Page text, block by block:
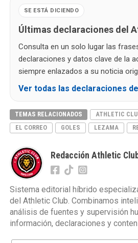
SE ESTÁ DICIENDO
Últimas declaraciones del
Consulta en un solo lugar las
declaraciones y datos clave de la
siempre enlazados a su noticia
Ver todas las declaraciones
TEMAS RELACIONADOS ATHLETIC
EL CORREO
GOLES LEZAMA
Redacción Athletic
Sistema editorial híbrido
del Athletic Club. Combinamos
análisis de fuentes y supervisión
información, declaraciones y